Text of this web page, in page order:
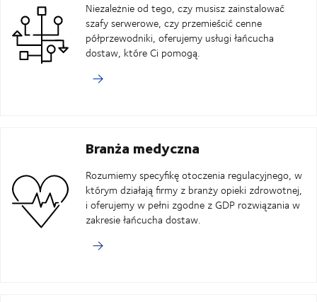
Niezależnie od tego, czy musisz zainstalować
szafy serwerowe, czy przemieścić cenne
półprzewodniki, oferujemy usługi łańcucha
dostaw, które Ci pomogą.
Branża medyczna
Rozumiemy specyfikę otoczenia regulacyjnego, w
którym działają firmy z branży opieki zdrowotnej,
i oferujemy w pełni zgodne z GDP rozwiązania w
zakresie łańcucha dostaw.